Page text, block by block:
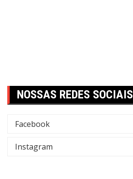
NOSSAS REDES SOCIAIS
Facebook
Instagram